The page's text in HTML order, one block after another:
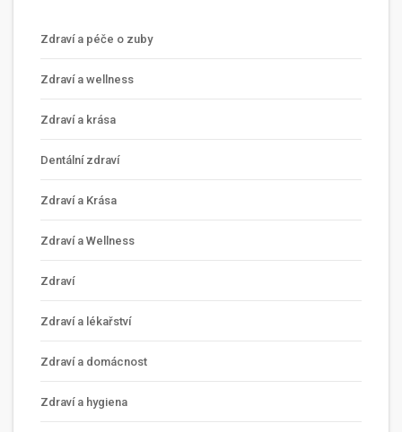
Zdraví a péče o zuby
Zdraví a wellness
Zdraví a krása
Dentální zdraví
Zdraví a Krása
Zdraví a Wellness
Zdraví
Zdraví a lékařství
Zdraví a domácnost
Zdraví a hygiena